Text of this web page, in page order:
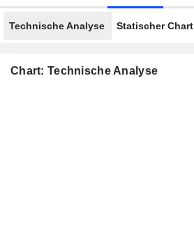
Technische Analyse Statischer Chart
Chart: Technische Analyse